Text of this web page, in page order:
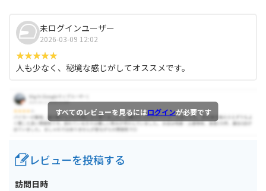
未ログインユーザー
2026-03-09 12:02
人も少なく、秘境な感じがしてオススメです。
すべてのレビューを見るにはログインが必要です
レビューを投稿する
訪問日時